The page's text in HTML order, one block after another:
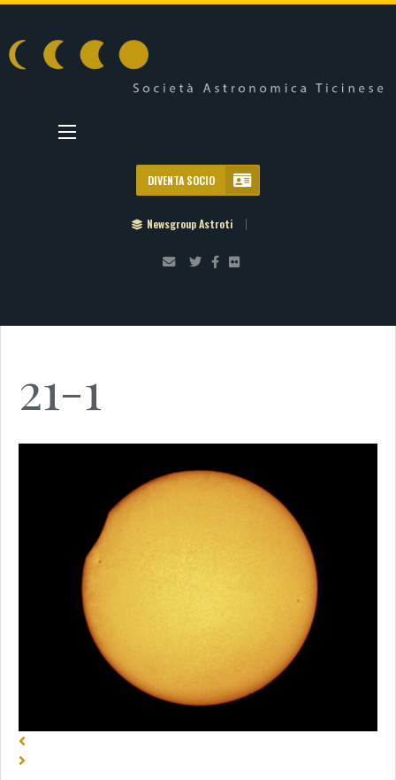
DIVENTA SOCIO
Newsgroup Astroti
21-1